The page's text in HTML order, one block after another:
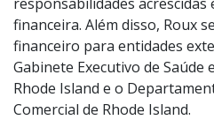
financeira. Além disso, Roux
financeiro para entidades
Gabinete Executivo de Saúde
Rhode Island e o
Comercial de Rhode Island.